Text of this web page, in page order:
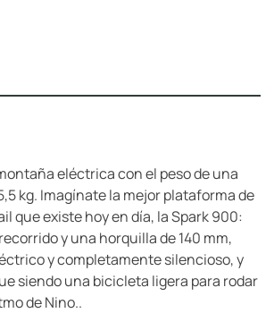
eléctrica con el peso de una
kg. Imagínate la mejor plataforma de
que existe hoy en día, la Spark 900:
y una horquilla de 140 mm,
y completamente silencioso, y
siendo una bicicleta ligera para rodar
de Nino..